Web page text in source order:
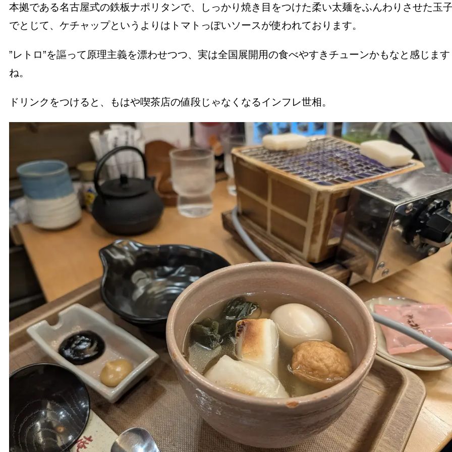
本拠である名古屋式の鉄板ナポリタンで、しっかり焼き目をつけた柔い太麺をふんわりさせた玉
でとじて、ケチャップというよりはトマトっぽいソースが使われております。
”レトロ”を謳って原理主義を漂わせつつ、実は全国展開用の食べやすきチューンかもなと感じます
ね。
ドリンクをつけると、もはや喫茶店の値段じゃなくなるインフレ世相。